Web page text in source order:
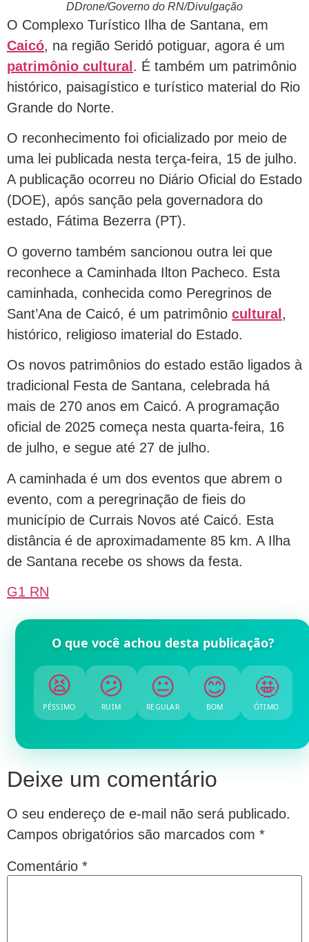
DDrone/Governo do RN/Divulgação
O Complexo Turístico Ilha de Santana, em
Caicó, na região Seridó potiguar, agora é um
patrimônio cultural . É também um patrimônio
histórico, paisagístico e turístico material do Rio
Grande do Norte.
O reconhecimento foi oficializado por meio de
uma lei publicada nesta terça-feira, 15 de julho.
A publicação ocorreu no Diário Oficial do Estado
(DOE), após sanção pela governadora do
estado, Fátima Bezerra (PT).
O governo também sancionou outra lei que
reconhece a Caminhada Ilton Pacheco. Esta
caminhada, conhecida como Peregrinos de
Sant’Ana de Caicó, é um patrimônio cultural ,
histórico, religioso imaterial do Estado.
Os novos patrimônios do estado estão ligados à
tradicional Festa de Santana, celebrada há
mais de 270 anos em Caicó. A programação
oficial de 2025 começa nesta quarta-feira, 16
de julho, e segue até 27 de julho.
A caminhada é um dos eventos que abrem o
evento, com a peregrinação de fieis do
município de Currais Novos até Caicó. Esta
distância é de aproximadamente 85 km. A Ilha
de Santana recebe os shows da festa.
G1 RN
O que você achou desta publicação?
😫
PÉSSIMO
😕
RUIM
😐
REGULAR
😊
BOM
🤩
ÓTIMO
Deixe um comentário
O seu endereço de e-mail não será publicado.
Campos obrigatórios são marcados com *
Comentário *